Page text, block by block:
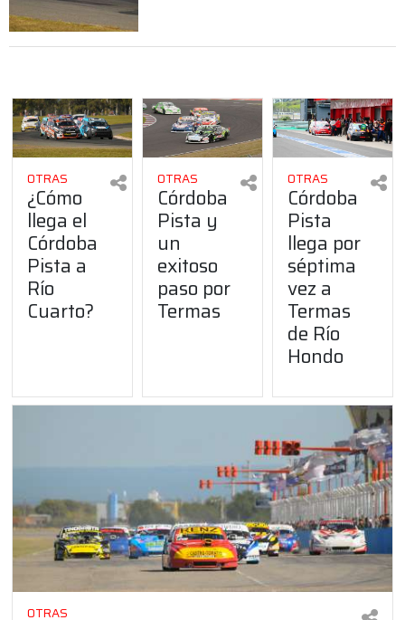
OTRAS
¿Cómo
llega el
Córdoba
Pista a
Río
Cuarto?
OTRAS
Córdoba
Pista y
un
exitoso
paso por
Termas
OTRAS
Córdoba
Pista
llega por
séptima
vez a
Termas
de Río
Hondo
OTRAS